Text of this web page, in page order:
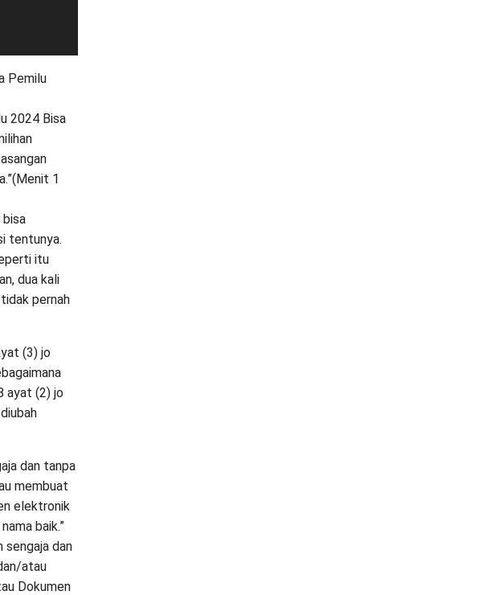
Pemilu
2024 Bisa
1
bisa
tentunya.
itu
dua kali
pernah
(3) jo
ayat (2) jo
dan tanpa
membuat
elektronik
baik.”
sengaja dan
atau
Dokumen